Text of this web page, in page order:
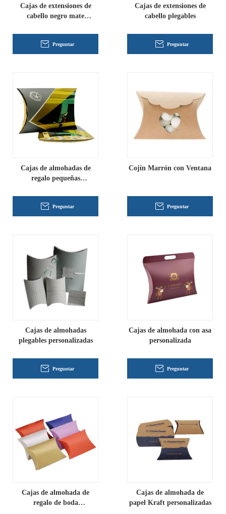
Cajas de extensiones de
cabello negro mate
Preguntar
Cajas de extensiones de
cabello plegables
Preguntar
Cajas de almohadas de
regalo pequeñas
Preguntar
Cojín Marrón con Ventana
Preguntar
Cajas de almohadas
plegables personalizadas
Preguntar
Cajas de almohada con asa
personalizada
Preguntar
Cajas de almohada de
regalo de boda
Cajas de almohada de
papel Kraft personalizadas